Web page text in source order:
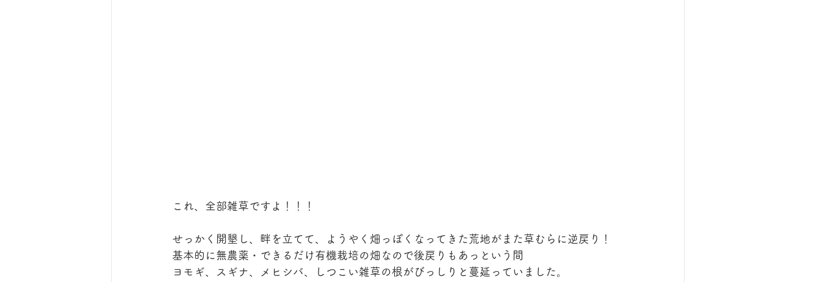
これ、全部雑草ですよ！！！
せっかく開墾し、畔を立てて、ようやく畑っぽくなってきた荒地がまた草むらに逆戻り！
基本的に無農薬・できるだけ有機栽培の畑なので後戻りもあっという間
ヨモギ、スギナ、メヒシバ、しつこい雑草の根がびっしりと蔓延っていました。